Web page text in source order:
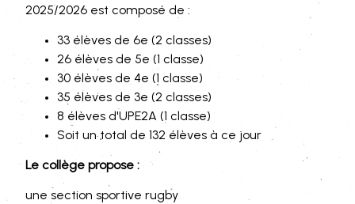
2025/2026 est composé de :
33 élèves de 6e (2 classes)
26 élèves de 5e (1 classe)
30 élèves de 4e (1 classe)
35 élèves de 3e (2 classes)
8 élèves d'UPE2A (1 classe)
Soit un total de 132 élèves à ce jour
Le collège propose :
une section sportive rugby